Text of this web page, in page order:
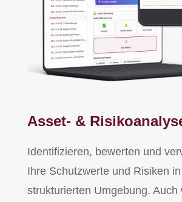
Asset- &
Identifizieren, bewerten und
Ihre Schutzwerte und Risiken
strukturierten Umgebung. Auch